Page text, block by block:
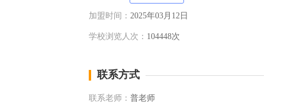
加盟时间： 2025年03月12日
学校浏览人次： 104448次
联系方式
联系老师： 普老师